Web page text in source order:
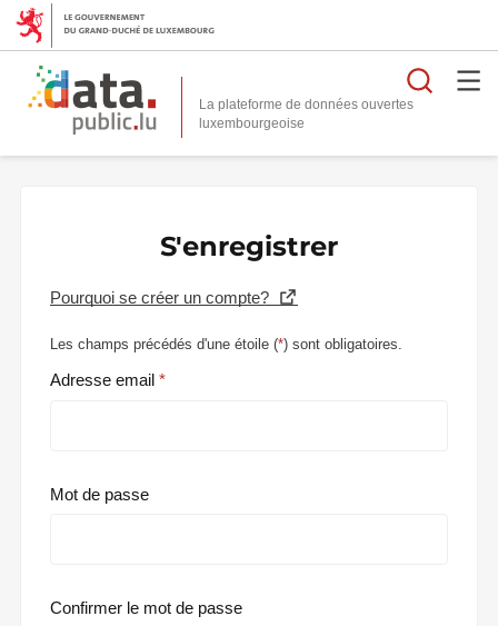
La plateforme de données ouvertes
S'enregistrer
Pourquoi se créer un compte?
Les champs précédés d'une étoile (*) sont obligatoires.
Adresse email
Mot de passe
Confirmer le mot de passe